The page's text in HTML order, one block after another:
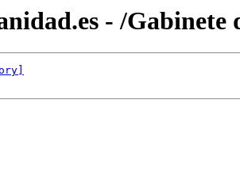
- /Gabinete